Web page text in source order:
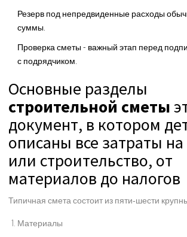
Резерв под непредвиденные расходы
суммы.
Проверка сметы - важный этап перед
с подрядчиком.
Основные разделы
строительной сметы
документ, в котором
описаны все затраты
или строительство, от
материалов до налогов
Типичная смета состоит из пяти‑шести
Материалы